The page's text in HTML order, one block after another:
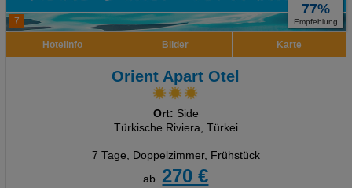
7
77%
Empfehlung
Hotelinfo Bilder Karte
Orient Apart Otel
Ort: Side
Türkische Riviera, Türkei
7 Tage, Doppelzimmer, Frühstück
ab
270 €